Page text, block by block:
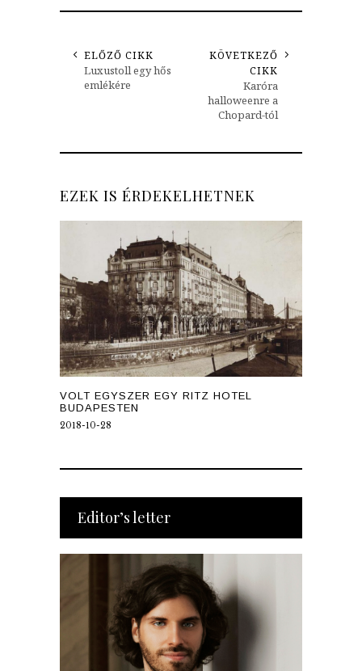
ELŐZŐ CIKK
Luxustoll egy hős
emlékére
KÖVETKEZŐ
CIKK
Karóra
halloweenre a
Chopard-tól
EZEK IS ÉRDEKELHETNEK
VOLT EGYSZER EGY RITZ HOTEL
BUDAPESTEN
2018-10-28
Editor’s letter